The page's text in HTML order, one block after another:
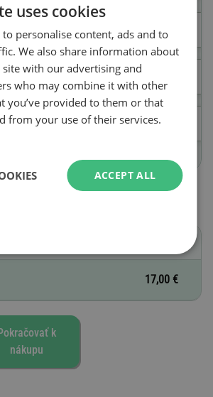
17,00 €
k
nákupu
uses cookies
to personalise content, ads and to
We also share information about
with our advertising and
who may combine it with other
you’ve provided to them or that
from your use of their services.
ACCEPT ALL